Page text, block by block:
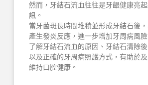
然而，牙結石流血往往是牙齦健康亮
訊。
當牙菌斑長時間堆積並形成牙結石後
產生發炎反應，進一步增加牙周病風險
了解牙結石流血的原因、牙結石清除後
以及正確的牙周病照護方式，有助於
維持口腔健康。